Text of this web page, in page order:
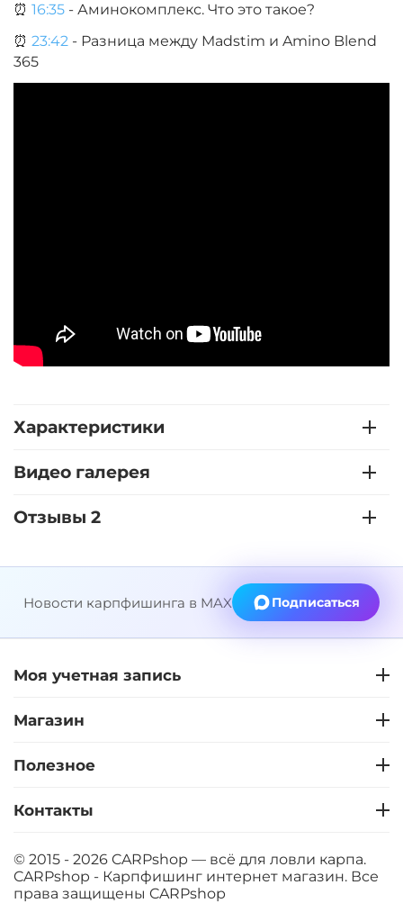
⏰ 16:35 - Аминокомплекс. Что это такое?
⏰ 23:42 - Разница между Madstim и Amino Blend
365
Характеристики
Видео галерея
Отзывы 2
Новости карпфишинга в MAX Подписаться
Моя учетная запись
Магазин
Полезное
Контакты
© 2015 - 2026 CARPshop — всё для ловли карпа.
CARPshop - Карпфишинг интернет магазин. Все
права защищены CARPshop